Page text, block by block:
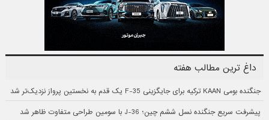
داغ ترین مطالب هفته
جنگنده بومی KAAN ترکیه برای جایگزینی F-35 یک قدم به نخستین پرواز نزدیک‌تر شد
پیشرفت سریع جنگنده نسل ششم چین؛ J-36 با سومین طراحی متفاوت ظاهر شد